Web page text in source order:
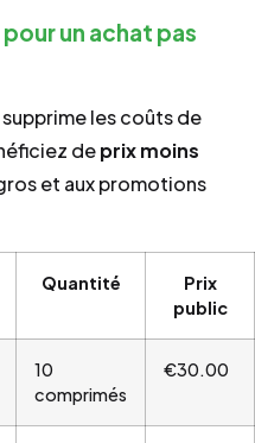
un achat pas
les coûts de
deprixmoins
et aux promotions
Quantité
Prix
public
10
comprimés
€30.00